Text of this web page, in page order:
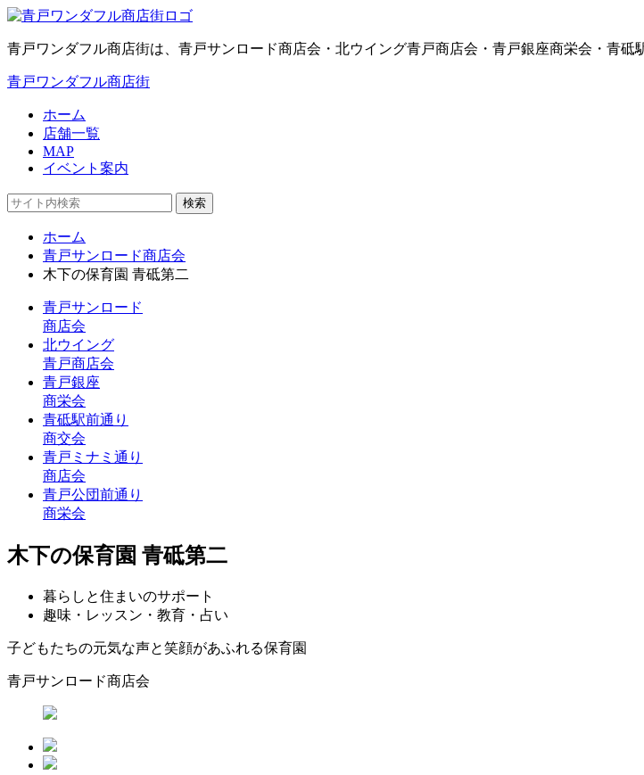
青戸ワンダフル商店街は、青戸サンロード商店会・北ウイング青戸商店会・青戸銀座商栄会・青
青戸ワンダフル商店街
ホーム
店舗一覧
MAP
イベント案内
検索
ホーム
青戸サンロード商店会
木下の保育園 青砥第二
青戸サンロード
商店会
北ウイング
青戸商店会
青戸銀座
商栄会
青砥駅前通り
商交会
青戸ミナミ通り
商店会
青戸公団前通り
商栄会
木下の保育園 青砥第二
暮らしと住まいのサポート
趣味・レッスン・教育・占い
子どもたちの元気な声と笑顔があふれる保育園
青戸サンロード商店会